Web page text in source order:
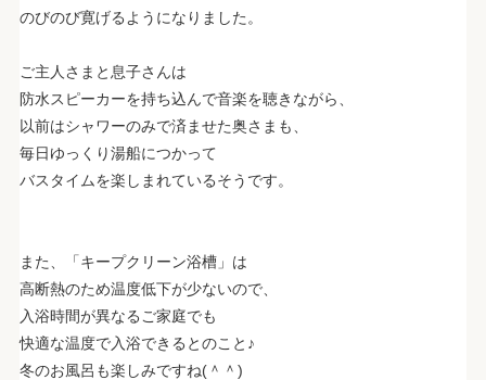
のびのび寛げるようになりました。
ご主人さまと息子さんは
防水スピーカーを持ち込んで音楽を聴きながら、
以前はシャワーのみで済ませた奥さまも、
毎日ゆっくり湯船につかって
バスタイムを楽しまれているそうです。
また、「キープクリーン浴槽」は
高断熱のため温度低下が少ないので、
入浴時間が異なるご家庭でも
快適な温度で入浴できるとのこと♪
冬のお風呂も楽しみですね(＾＾)